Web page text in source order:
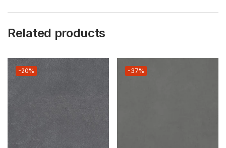
Related products
-20% -37%